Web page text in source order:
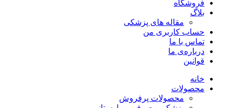
فروشگاه
بلاگ
مقاله های پزشکی
حساب کاربری من
تماس با ما
درباره‌ی ما
قوانین
خانه
محصولات
محصولات پرفروش